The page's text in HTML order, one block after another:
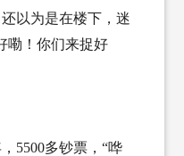
以为是在楼下，迷
嘞！你们来捉好
5500多钞票，“哗